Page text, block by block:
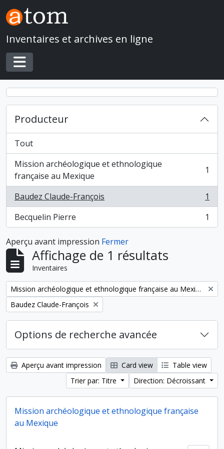
Skip to main content
Inventaires et archives en ligne
Toggle navigation
Producteur
Tout
Mission archéologique et ethnologique
française au Mexique
, 1 résultats 1
Baudez Claude-François
, 1 résultats
1
Becquelin Pierre
, 1 résultats 1
Aperçu avant impression Fermer
Affichage de 1 résultats
Inventaires
Remove filter:
Mission archéologique et ethnologique française au Mexique
Remove filter:
Baudez Claude-François
Options de recherche avancée
Aperçu avant impression Card view
Table view
Trier par: Titre
Direction: Décroissant
Mission archéologique et ethnologique française
au Mexique